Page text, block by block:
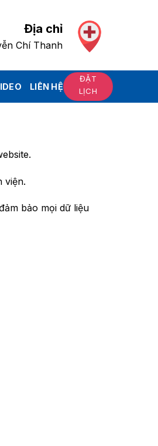
Địa chỉ
Chí Thanh
LIÊN HỆ
ĐẶT
LỊCH
viện.
bảo mọi dữ liệu